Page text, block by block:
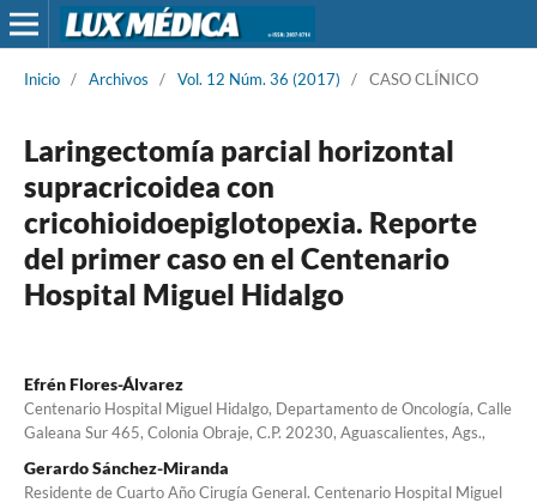
Inicio / Archivos / Vol. 12 Núm. 36 (2017) / CASO CLÍNICO
Laringectomía parcial horizontal
supracricoidea con
cricohioidoepiglotopexia. Reporte
del primer caso en el Centenario
Hospital Miguel Hidalgo
Efrén Flores-Álvarez
Centenario Hospital Miguel Hidalgo, Departamento de Oncología, Calle
Galeana Sur 465, Colonia Obraje, C.P. 20230, Aguascalientes, Ags.,
Gerardo Sánchez-Miranda
Residente de Cuarto Año Cirugía General. Centenario Hospital Miguel